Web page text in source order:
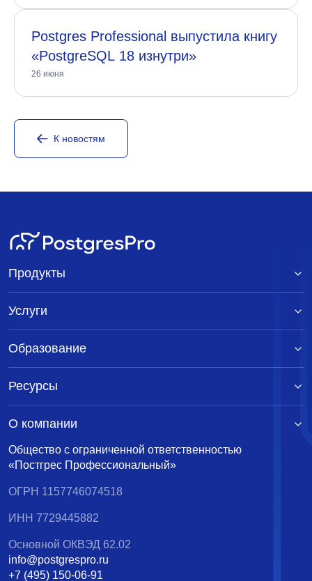
Postgres Professional выпустила книгу
«PostgreSQL 18 изнутри»
26 июня
К новостям
Общество с ограниченной ответственностью
«Постгрес Профессиональный»
ОГРН 1157746074518
ИНН 7729445882
Основной ОКВЭД 62.02
info@postgrespro.ru
+7 (495) 150-06-91
Продукты
Услуги
Образование
Ресурсы
О компании